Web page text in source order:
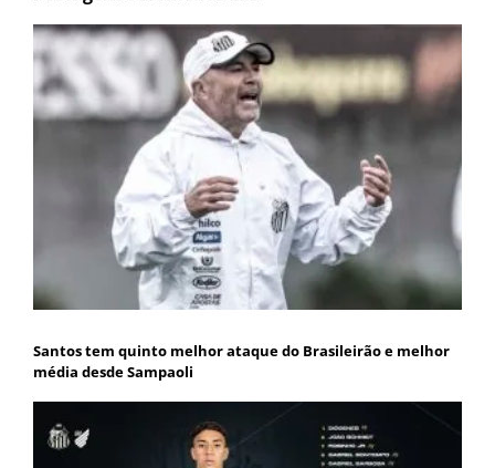
Santos tem quinto melhor ataque do Brasileirão e melhor
média desde Sampaoli